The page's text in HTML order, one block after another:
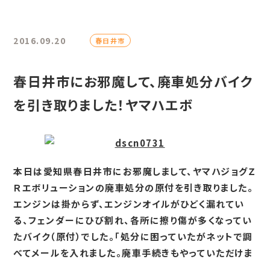
2016.09.20 春日井市
春日井市にお邪魔して、廃車処分バイク
を引き取りました！ヤマハエボ
本日は愛知県春日井市にお邪魔しまして、ヤマハジョグＺ
Ｒエボリューションの廃車処分の原付を引き取りました。
エンジンは掛からず、エンジンオイルがひどく漏れてい
る、フェンダーにひび割れ、各所に擦り傷が多くなってい
たバイク（原付）でした。「処分に困っていたがネットで調
べてメールを入れました。廃車手続きもやっていただけま